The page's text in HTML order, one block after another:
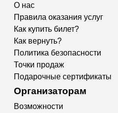
О нас
Правила оказания услуг
Как купить билет?
Как вернуть?
Политика безопасности
Точки продаж
Подарочные сертификаты
Организаторам
Возможности